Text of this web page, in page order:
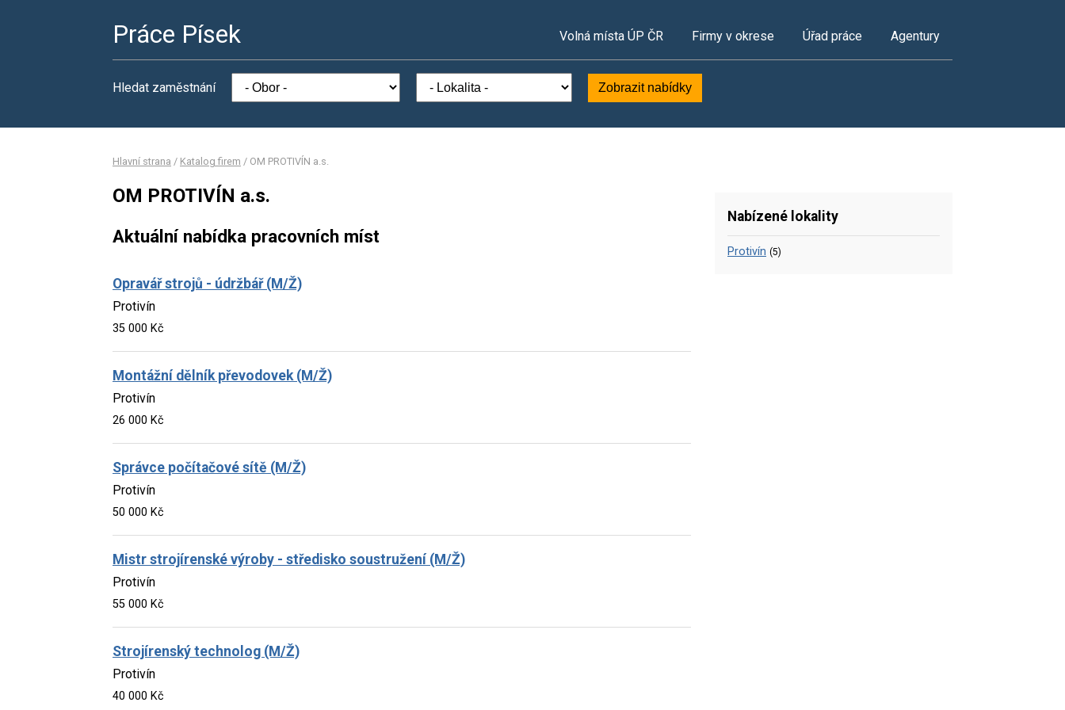
Práce Písek Volná místa ÚP ČR Firmy v okrese Úřad práce Agentury
Hledat zaměstnání Zobrazit nabídky
Hlavní strana / Katalog firem / OM PROTIVÍN a.s.
OM PROTIVÍN a.s.
Aktuální nabídka pracovních míst
Opravář strojů - údržbář (M/Ž)
Protivín
35 000 Kč
Montážní dělník převodovek (M/Ž)
Protivín
26 000 Kč
Správce počítačové sítě (M/Ž)
Protivín
50 000 Kč
Mistr strojírenské výroby - středisko soustružení (M/Ž)
Protivín
55 000 Kč
Strojírenský technolog (M/Ž)
Protivín
40 000 Kč
Nabízené lokality
Protivín (5)